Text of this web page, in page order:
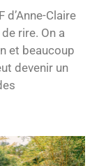
d’Anne-Claire
rire. On a
et beaucoup
devenir un